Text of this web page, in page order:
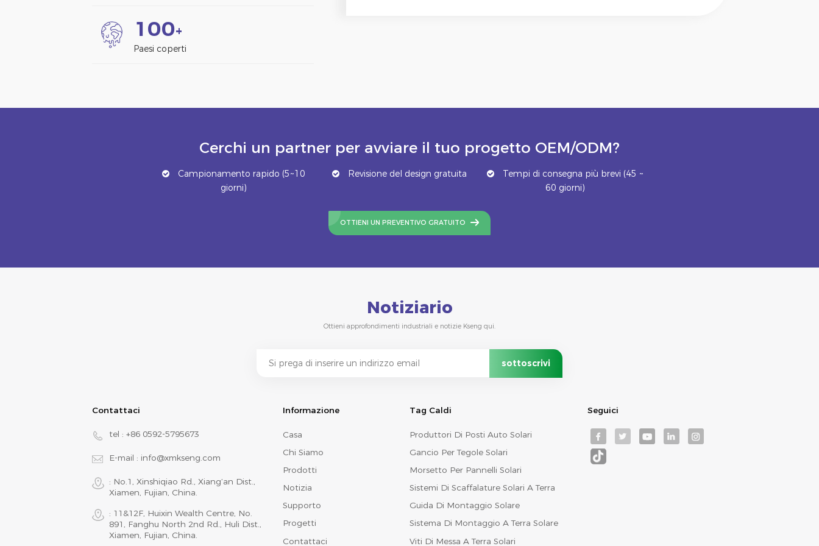
1 00+
Paesi coperti
Cerchi un partner per avviare il tuo progetto OEM/ODM?
Campionamento rapido (5~10
giorni)
Revisione del design gratuita
Tempi di consegna più brevi (45 ~
60 giorni)
OTTIENI UN PREVENTIVO GRATUITO
Notiziario
Ottieni approfondimenti industriali e notizie Kseng qui.
Contattaci
tel : +86 0592-5795673
E-mail : info@xmkseng.com
: No.1, Xinshiqiao Rd., Xiang‘an Dist.,
Xiamen, Fujian, China.
: 11&12F, Huixin Wealth Centre, No.
891, Fanghu North 2nd Rd., Huli Dist.,
Xiamen, Fujian, China.
Informazione
Casa
Chi Siamo
Prodotti
Notizia
Supporto
Progetti
Contattaci
Tag Caldi
Produttori Di Posti Auto Solari
Gancio Per Tegole Solari
Morsetto Per Pannelli Solari
Sistemi Di Scaffalature Solari A Terra
Guida Di Montaggio Solare
Sistema Di Montaggio A Terra Solare
Viti Di Messa A Terra Solari
Seguici